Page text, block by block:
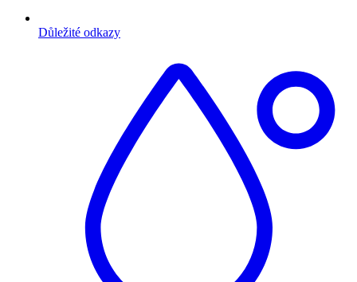
Důležité odkazy